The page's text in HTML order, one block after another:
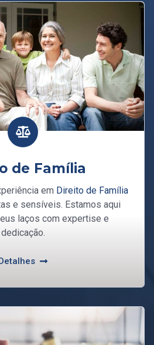
de Família
em Direito de Família
e sensíveis. Estamos aqui
laços com expertise e
dedicação.
Detalhes